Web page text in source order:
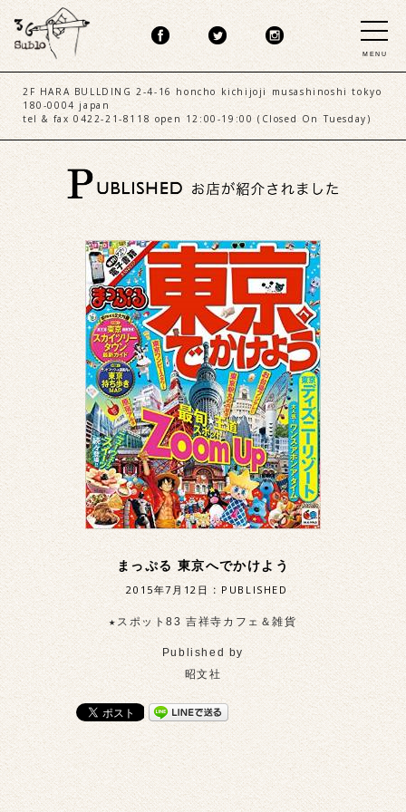
MENU
2F HARA BULLDING 2-4-16 honcho kichijoji musashinoshi tokyo
180-0004 japan
tel & fax 0422-21-8118 open 12:00-19:00 (Closed On Tuesday)
まっぷる 東京へでかけよう
2015年7月12日 :PUBLISHED
★スポット83 吉祥寺カフェ＆雑貨
Published by
昭文社